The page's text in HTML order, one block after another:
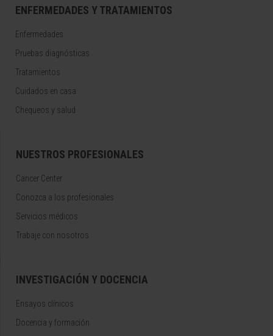
ENFERMEDADES Y TRATAMIENTOS
Enfermedades
Pruebas diagnósticas
Tratamientos
Cuidados en casa
Chequeos y salud
NUESTROS PROFESIONALES
Cancer Center
Conozca a los profesionales
Servicios médicos
Trabaje con nosotros
INVESTIGACIÓN Y DOCENCIA
Ensayos clínicos
Docencia y formación